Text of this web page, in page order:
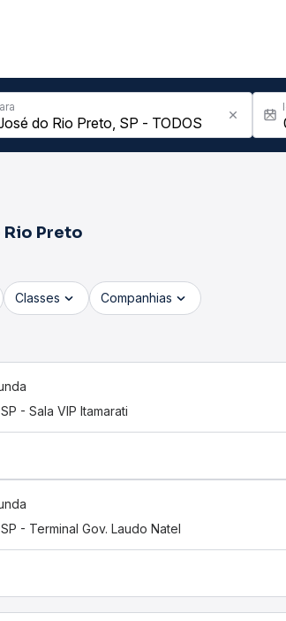
Rio Preto
Classes Companhias
- Sala VIP Itamarati
- Terminal Gov. Laudo Natel